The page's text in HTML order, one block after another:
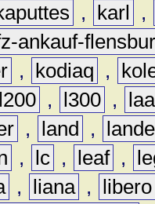
, karl
,
ankauf-
, kodiaq ,
l200 , l300 ,
, land ,
, lc , leaf ,
, liana ,
libero